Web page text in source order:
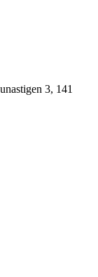
3, 141